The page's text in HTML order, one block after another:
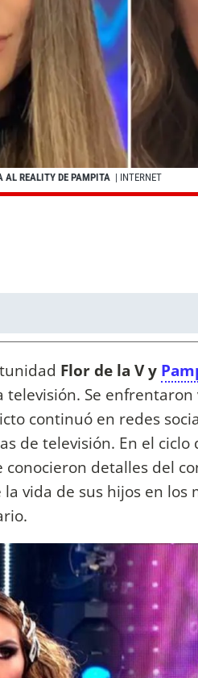
AL REALITY DE PAMPITA | INTERNET
Flor de la V y
Se enfrentaron
continuó en redes
de televisión. En el ciclo
conocieron detalles del
la vida de sus hijos en los